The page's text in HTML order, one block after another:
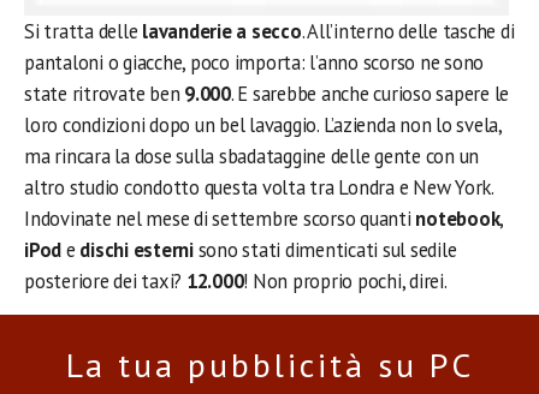
Si tratta delle lavanderie a secco. All’interno delle tasche di
pantaloni o giacche, poco importa: l’anno scorso ne sono
state ritrovate ben 9.000. E sarebbe anche curioso sapere le
loro condizioni dopo un bel lavaggio. L’azienda non lo svela,
ma rincara la dose sulla sbadataggine delle gente con un
altro studio condotto questa volta tra Londra e New York.
Indovinate nel mese di settembre scorso quanti notebook,
iPode dischi esternisono stati dimenticati sul sedile
posteriore dei taxi? 12.000! Non proprio pochi, direi.
La tua pubblicità su PC